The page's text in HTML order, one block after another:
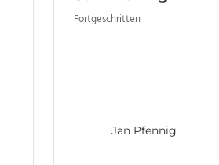
Fortgeschritten
Jan Pfennig